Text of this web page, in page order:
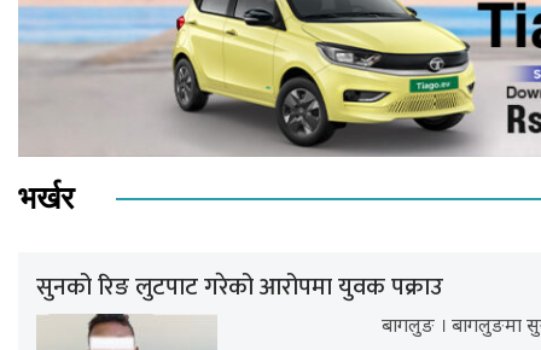
भर्खर
सुनको रिङ लुटपाट गरेको आरोपमा युवक पक्राउ
बागलुङ । बागलुङमा